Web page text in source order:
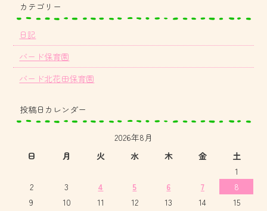
カテゴリー
日記
バード保育園
バード北花田保育園
投稿日カレンダー
2026年8月
日
月 火 水 木 金 土
1
2
3 4 5 6 7
8
9
10 11 12 13 14
15